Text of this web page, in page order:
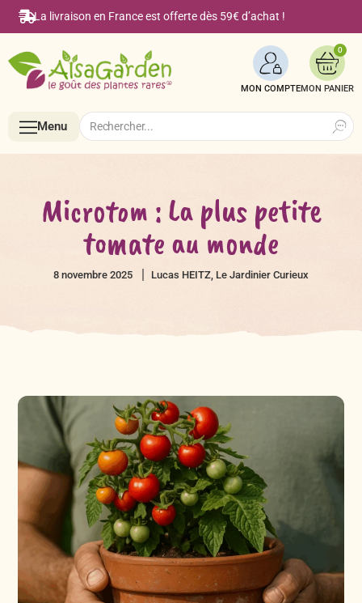
La livraison en France est offerte dès 59€ d’achat !
MON COMPTE
0
Menu
Accueil
Légumes & Potagères
Aromatiques & Comestibles
Fleurs, Prairies, Engrais verts
Accesoires de Jardinage
Jardinage au naturel
Découvertes végétales
Plantes & Gastronomie
Bricolage & Inspirations
Notre philosophie
Ateliers & Evènements
Visitez notre magasin
Maraichers & Revendeurs
Search
for:
Microtom : La plus petite
tomate au monde
8 novembre 2025 Lucas HEITZ, Le Jardinier Curieux